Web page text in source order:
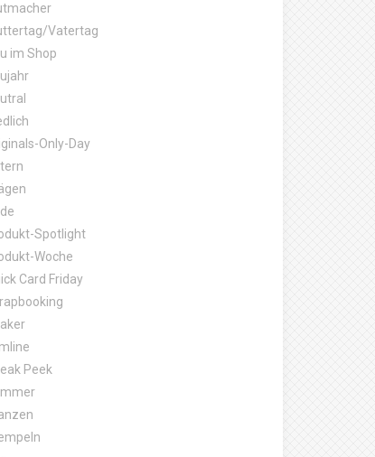
Vatertag
im Shop
Only-Day
Spotlight
Woche
Card Friday
Peek